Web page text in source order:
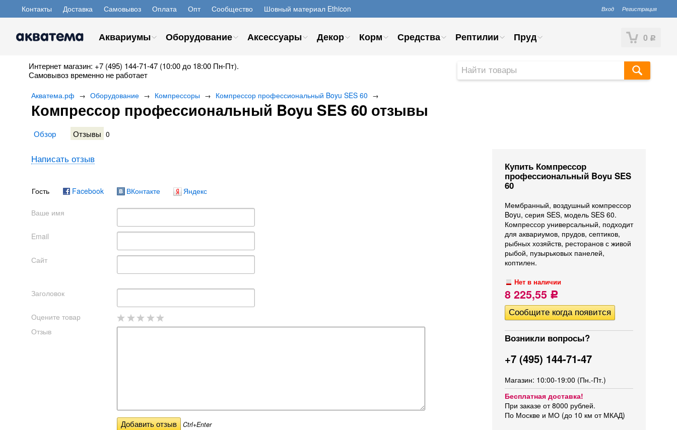
Контакты Доставка Самовывоз Оплата Опт Сообщество Шовный материал Ethicon Вход Регистрация
0 Р
Аквариумы Оборудование Аксессуары Декор Корм Средства Рептилии Пруд
Интернет магазин: +7 (495) 144-71-47 (10:00 до 18:00 Пн-Пт).
Самовывоз временно не работает
Акватема.рф → Оборудование → Компрессоры → Компрессор профессиональный Boyu SES 60 →
Компрессор профессиональный Boyu SES 60 отзывы
Обзор Отзывы 0
Купить Компрессор
профессиональный Boyu SES
60
Мембранный, воздушный компрессор
Boyu, серия SES, модель SES 60.
Компрессор универсальный, подходит
для аквариумов, прудов, септиков,
рыбных хозяйств, ресторанов с живой
рыбой, пузырьковых панелей,
коптилен.
Нет в наличии
8 225,55 Р
Возникли вопросы?
+7 (495) 144-71-47
Магазин: 10:00-19:00 (Пн.-Пт.)
Бесплатная доставка!
При заказе от 8000 рублей.
По Москве и МО (до 10 км от МКАД)
Написать отзыв
Гость Facebook ВКонтакте Яндекс
Ваше имя
Email
Сайт
Заголовок
Оцените товар
Отзыв
Ctrl+Enter